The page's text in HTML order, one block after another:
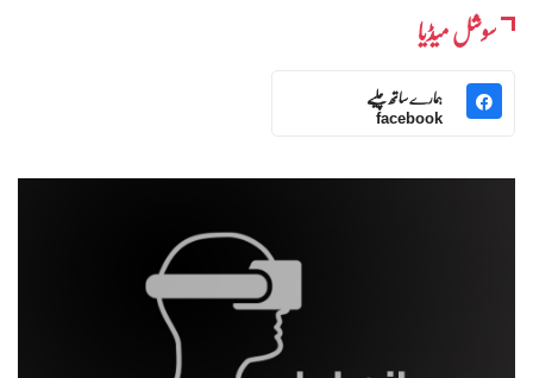
سوشل میڈیا
ہمارے ساتھ چلیے
facebook